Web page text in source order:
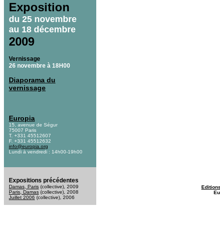
Exposition
du 25 novembre
au 18 décembre
2009
Vernissage
26 novembre à 18H00
Diaporama du
vernissage
Europia
15, avenue de Ségur
75007 Paris
T. +331 45512607
F. +331 45512632
info@europia.org
Lundi à vendredi : 14h00-19h00
Expositions précédentes
Damas, Paris (collective), 2009
Paris, Damas (collective), 2008
Juillet 2006 (collective), 2006